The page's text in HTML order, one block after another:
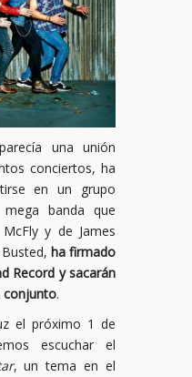
una unión
conciertos, ha
en un grupo
banda que
y de James
ha firmado
Record y sacarán
conjunto.
el próximo 1 de
escuchar el
, un tema en el